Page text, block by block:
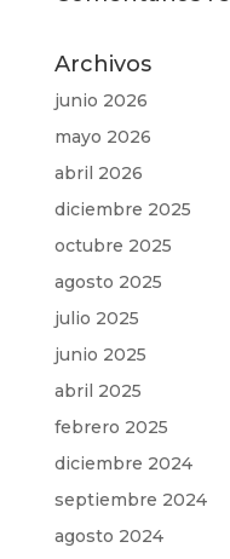
Archivos
junio 2026
mayo 2026
abril 2026
diciembre 2025
octubre 2025
agosto 2025
julio 2025
junio 2025
abril 2025
febrero 2025
diciembre 2024
septiembre 2024
agosto 2024